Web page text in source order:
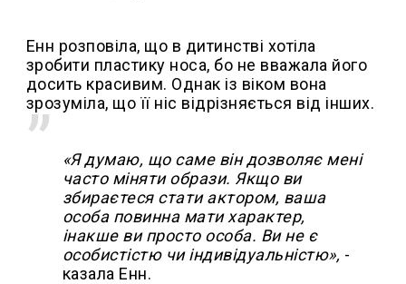
Енн розповіла, що в дитинстві хотіла
зробити пластику носа, бо не вважала його
досить красивим. Однак із віком вона
зрозуміла, що її ніс відрізняється від інших.
«Я думаю, що саме він дозволяє мені
часто міняти образи. Якщо ви
збираєтеся стати актором, ваша
особа повинна мати характер,
інакше ви просто особа. Ви не є
особистістю чи індивідуальністю», -
казала Енн.